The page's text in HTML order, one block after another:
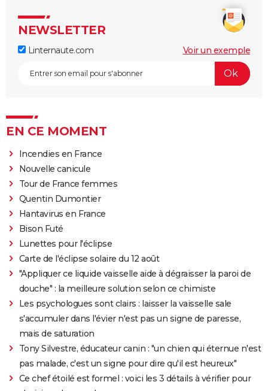
NEWSLETTER
Linternaute.com Voir un exemple
EN CE MOMENT
Incendies en France
Nouvelle canicule
Tour de France femmes
Quentin Dumontier
Hantavirus en France
Bison Futé
Lunettes pour l'éclipse
Carte de l'éclipse solaire du 12 août
"Appliquer ce liquide vaisselle aide à dégraisser la paroi de
douche" : la meilleure solution selon ce chimiste
Les psychologues sont clairs : laisser la vaisselle sale
s'accumuler dans l'évier n'est pas un signe de paresse,
mais de saturation
Tony Silvestre, éducateur canin : "un chien qui éternue n'est
pas malade, c'est un signe pour dire qu'il est heureux"
Ce chef étoilé est formel : voici les 3 détails à vérifier pour